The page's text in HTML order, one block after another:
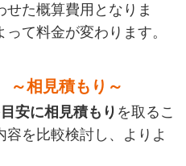
た概算費用となりま
て料金が変わります。
相見積もり～
安に相見積もり を取るこ
容を比較検討し、よりよ